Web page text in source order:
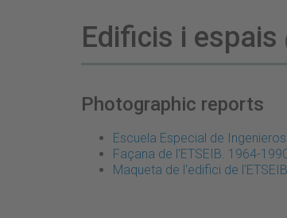
Edificis i espais
Photographic reports
Escuela Especial de
Façana de l'ETSEIB. 1964-
Maqueta de l'edifici de